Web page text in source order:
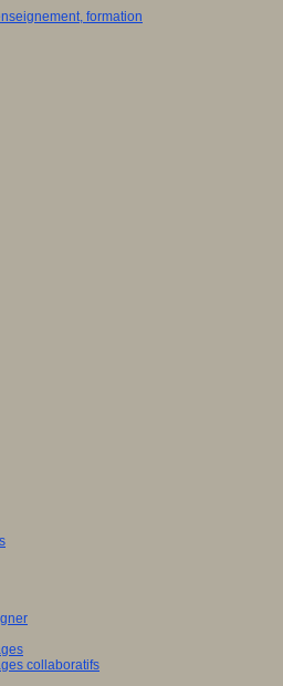
collaboratifs